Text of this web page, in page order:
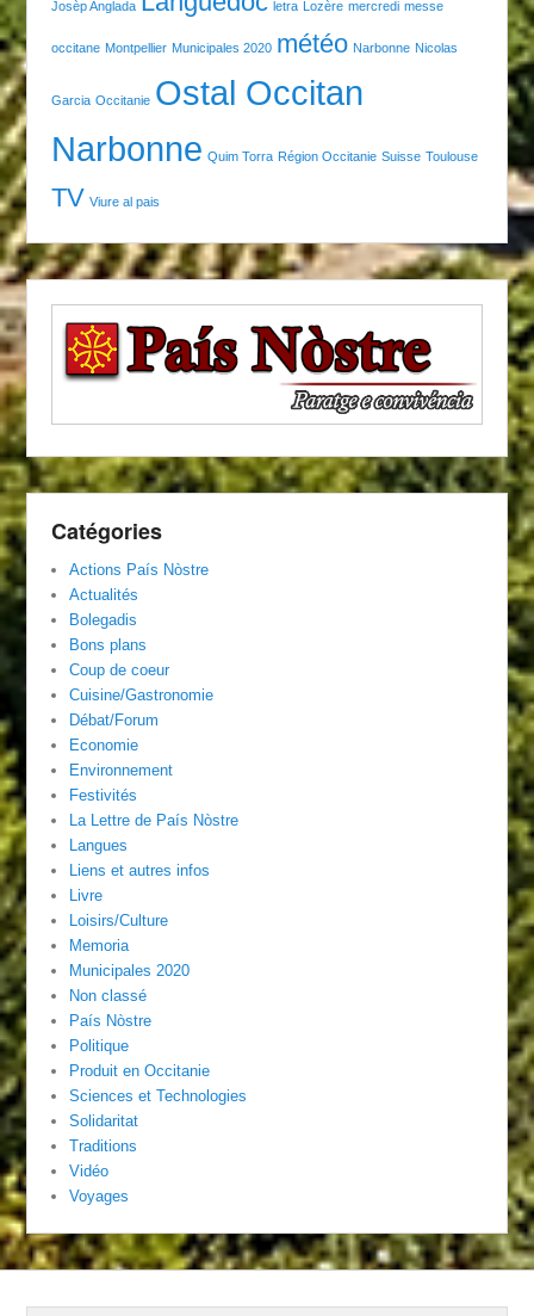
Josèp Anglada letra Lozère mercredi messe
occitane Montpellier Municipales 2020 météo Narbonne Nicolas
Garcia Occitanie Ostal Occitan
Narbonne Quim Torra Région Occitanie Suisse Toulouse
TV Viure al pais
Catégories
Actions País Nòstre
Actualités
Bolegadis
Bons plans
Coup de coeur
Cuisine/Gastronomie
Débat/Forum
Economie
Environnement
Festivités
La Lettre de País Nòstre
Langues
Liens et autres infos
Livre
Loisirs/Culture
Memoria
Municipales 2020
Non classé
País Nòstre
Politique
Produit en Occitanie
Sciences et Technologies
Solidaritat
Traditions
Vidéo
Voyages